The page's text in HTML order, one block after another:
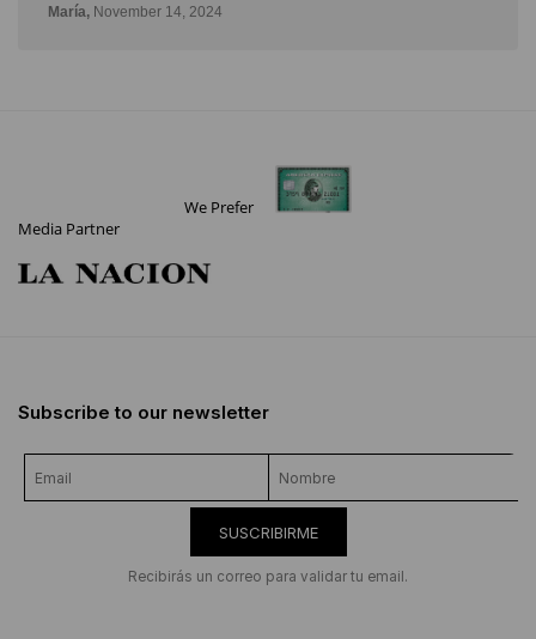
We Prefer
Media Partner
Subscribe to our newsletter
SUSCRIBIRME
Recibirás un correo para validar tu email.